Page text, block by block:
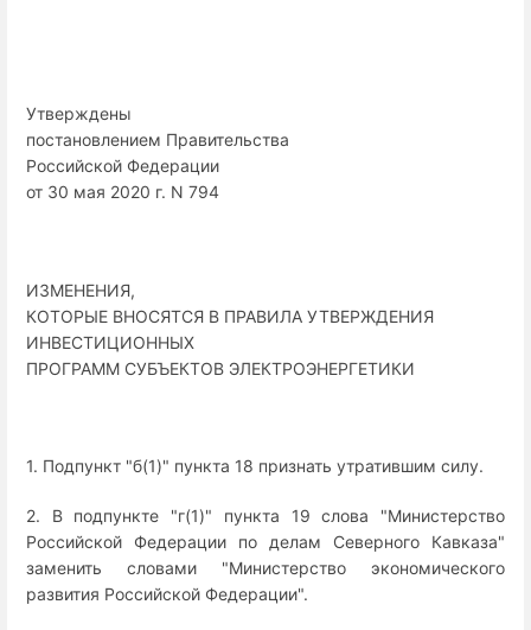
Утверждены
постановлением Правительства
Российской Федерации
от 30 мая 2020 г. N 794
ИЗМЕНЕНИЯ,
КОТОРЫЕ ВНОСЯТСЯ В ПРАВИЛА УТВЕРЖДЕНИЯ
ИНВЕСТИЦИОННЫХ
ПРОГРАММ СУБЪЕКТОВ ЭЛЕКТРОЭНЕРГЕТИКИ
1. Подпункт "б(1)" пункта 18 признать утратившим силу.
2. В подпункте "г(1)" пункта 19 слова "Министерство
Российской Федерации по делам Северного Кавказа"
заменить словами "Министерство экономического
развития Российской Федерации".